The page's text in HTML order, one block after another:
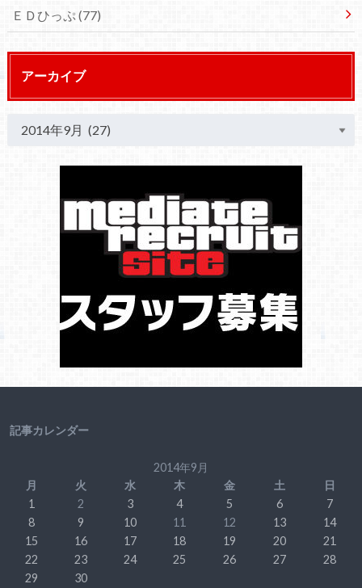
ＥＤひっぷ(77)
アーカイブ
記事カレンダー
2014年9月
月
火 水 木 金 土
日
1
2 3 4 5 6
7
8
9 10 11 12 13
14
15
16 17 18 19 20
21
22
23 24 25 26 27
28
29
30